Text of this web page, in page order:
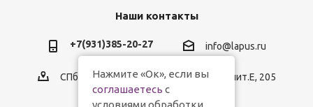
Наши контакты
+7(931)385-20-27 info@lapus.ru
СПб, пр.Обуховской Обороны, д.116, лит.Е, 205
Нажмите «Ок», если вы
соглашаетесь с
условиями обработки